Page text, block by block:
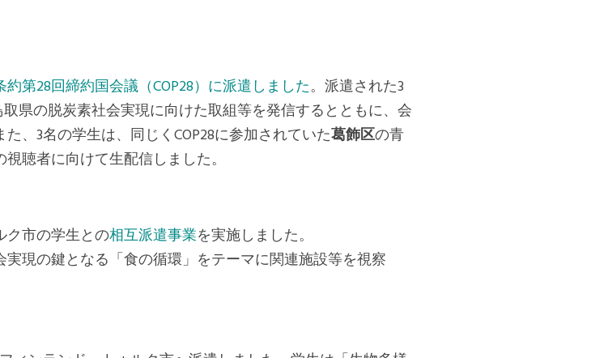
第28回締約国会議（COP28）に派遣しました。派遣された3
県の脱炭素社会実現に向けた取組等を発信するとともに、会
、3名の学生は、同じくCOP28に参加されていた葛飾区の青
聴者に向けて生配信しました。
ク市の学生との相互派遣事業を実施しました。
現の鍵となる「食の循環」をテーマに関連施設等を視察